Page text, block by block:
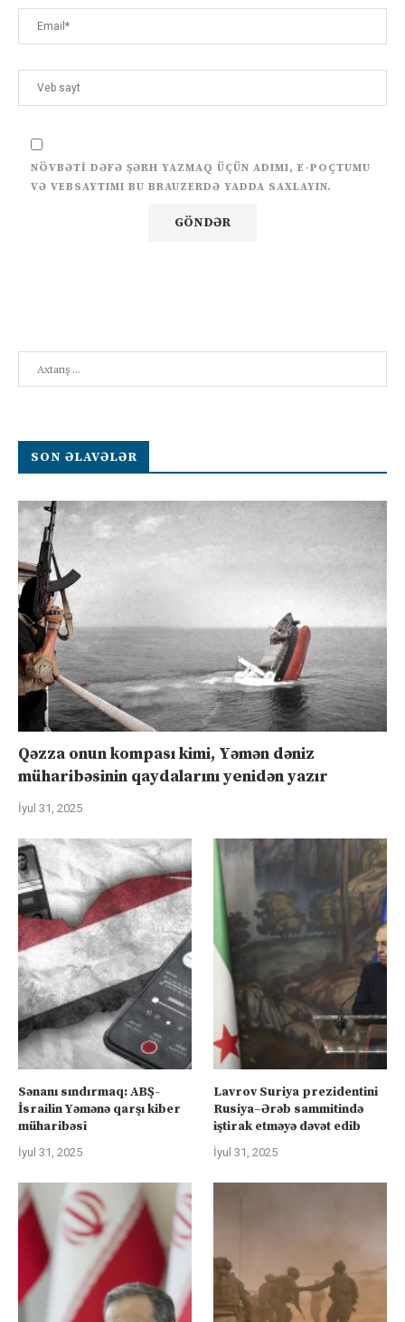
NÖVBƏTI DƏFƏ ŞƏRH YAZMAQ ÜÇÜN ADIMI, E-POÇTUMU
VƏ VEBSAYTIMI BU BRAUZERDƏ YADDA SAXLAYIN.
SON ƏLAVƏLƏR
Qəzza onun kompası kimi, Yəmən dəniz
müharibəsinin qaydalarını yenidən yazır
İyul 31, 2025
Sənanı sındırmaq: ABŞ-
İsrailin Yəmənə qarşı kiber
müharibəsi
İyul 31, 2025
Lavrov Suriya prezidentini
Rusiya–Ərəb sammitində
iştirak etməyə dəvət edib
İyul 31, 2025